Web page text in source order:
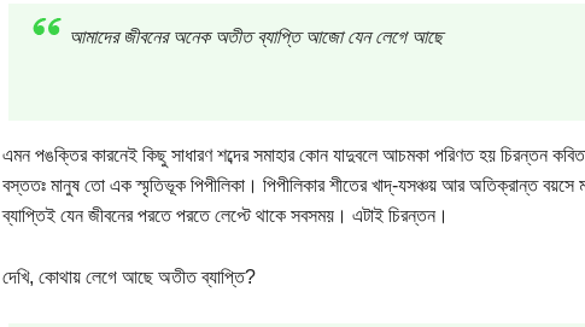
আমাদের জীবনের অনেক অতীত ব্যাপ্তি আজো যেন লেগে আছে
এমন পঙক্তির কারনেই কিছু সাধারণ শব্দের সমাহার কোন যাদুবলে আচমকা পরিণত হয় চিরন্তন
বস্ততঃ মানুষ তো এক স্মৃতিভূক পিপীলিকা। পিপীলিকার শীতের খাদ্-যসঞ্চয় আর অতিক্রান্ত
ব্যাপ্তিই যেন জীবনের পরতে পরতে লেপ্টে থাকে সবসময়। এটাই চিরন্তন।
দেখি, কোথায় লেগে আছে অতীত ব্যাপ্তি?